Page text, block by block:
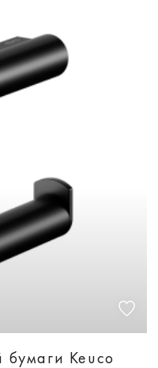
бумаги Keuco